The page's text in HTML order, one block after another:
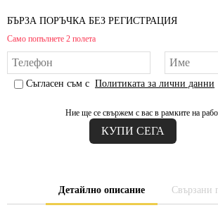
БЪРЗА ПОРЪЧКА БЕЗ РЕГИСТРАЦИЯ
Само попълнете 2 полета
Съгласен съм с Политиката за лични данни
Ние ще се свържем с вас в рамките на
Детайлно описание Свързани